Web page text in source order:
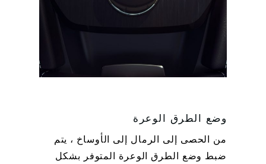
وضع الطرق الوعرة
من الحصى إلى الرمال إلى الأوساخ ، يتم
ضبط وضع الطرق الوعرة المتوفر بشكل